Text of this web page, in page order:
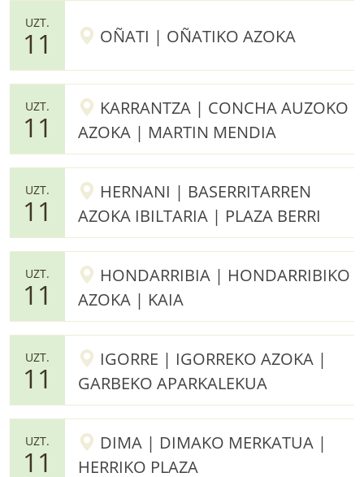
UZT.
11 OÑATI | OÑATIKO AZOKA
UZT.
11
KARRANTZA | CONCHA AUZOKO
AZOKA | MARTIN MENDIA
UZT.
11
HERNANI | BASERRITARREN
AZOKA IBILTARIA | PLAZA BERRI
UZT.
11
HONDARRIBIA | HONDARRIBIKO
AZOKA | KAIA
UZT.
11
IGORRE | IGORREKO AZOKA |
GARBEKO APARKALEKUA
UZT.
11
DIMA | DIMAKO MERKATUA |
HERRIKO PLAZA